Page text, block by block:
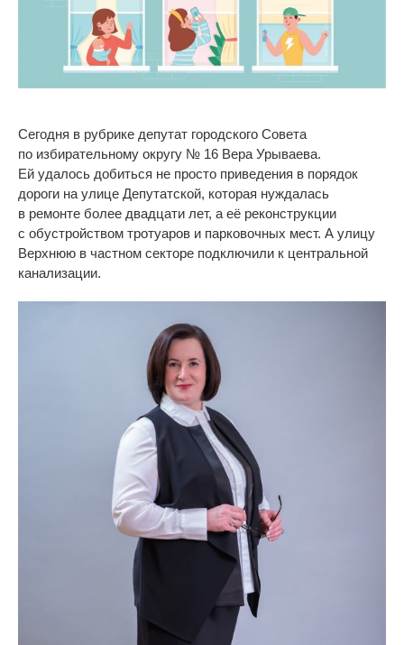
Сегодня в рубрике депутат городского Совета
по избирательному округу № 16 Вера Урываева.
Ей удалось добиться не просто приведения в порядок
дороги на улице Депутатской, которая нуждалась
в ремонте более двадцати лет, а её реконструкции
с обустройством тротуаров и парковочных мест. А улицу
Верхнюю в частном секторе подключили к центральной
канализации.